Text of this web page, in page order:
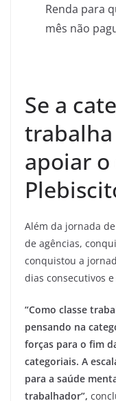
Renda para
mês não
Se a
apoiar
Além da jornada
de agências,
conquistou a
dias consecutivos
“Como classe
pensando na
forças para o fim
categoriais. A
para a saúde
trabalhador”,